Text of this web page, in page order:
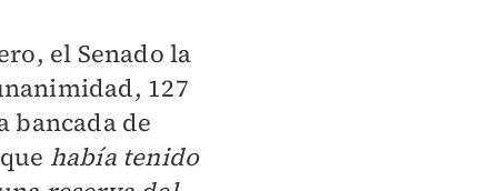
el Senado la
127
bancada de
había tenido